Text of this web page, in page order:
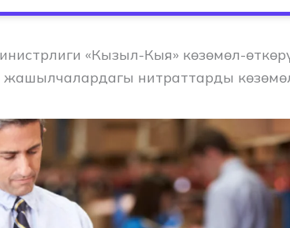
«Кызыл-Кыя» көзөмөл-
жашылчалардагы нитраттарды